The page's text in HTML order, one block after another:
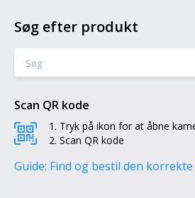
Søg efter produkt
Scan QR kode
Tryk på ikon for at åbne
Scan QR kode
Guide: Find og bestil den